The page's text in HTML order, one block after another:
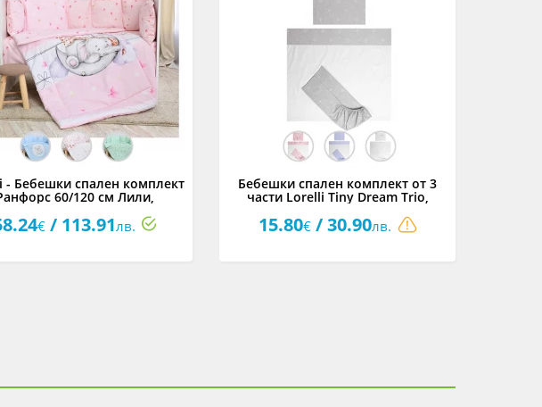
- Бебешки спален комплект
60/120 см Лили,
€/ 113.91лв.
Бебешки спален комплект от 3
части Lorelli Tiny Dream Trio,
15.80€/ 30.90лв.